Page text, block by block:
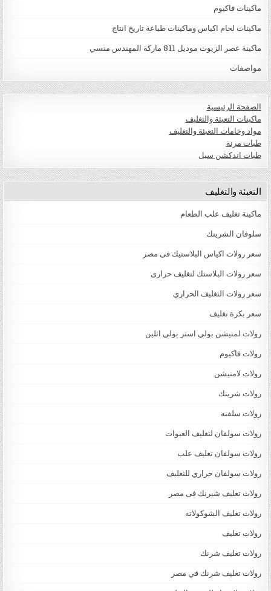
ماكينات فاكيوم
ماكينات لحام اكياس وماكينات طباعة تاريخ انتاج
ماكينة عصر الزيوت موديل 811 ماركة المهندس منسي
مواصفات
الصفحة الرئيسية
ماكينات التعبئة والتغليف
مواد وخامات التعبئة والتغليف
طبات مرنة
طبات اندكشن سيل
التعبئة والتغليف
ماكينة تغليف علب الطعام
سلوفان الشرينك
سعر رولات اكياس البلاستيك فى مصر
سعر رولات البلاستك لتغليف حرارى
سعر رولات التغليف الحراري
سعر بكرة تغليف
رولات لمنيشن بولي استر بولي اثلين
رولات فاكيوم
رولات لامنيشن
رولات شرينك
رولات سلفنه
رولات سولفان لتغليف العبوات
رولات سولفان تغليف علب
رولات سولفان حراري للتغليف
رولات تغليف شيرنك فى مصر
رولات تغليف الشوكولاته
رولات تغليف
رولات تغليف شرنك
رولات تغليف شرنك في مصر